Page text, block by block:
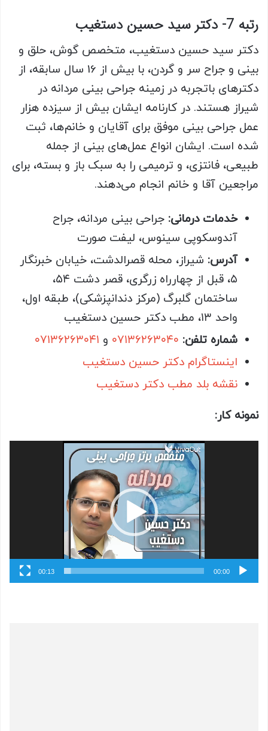
رتبه 7- دکتر سید حسین دستغیب
دکتر سید حسین دستغیب، متخصص گوش، حلق و
بینی و جراح سر و گردن، با بیش از 16 سال سابقه، از
دکترهای باتجربه در زمینه جراحی بینی مردانه در
شیراز هستند. در کارنامه ایشان بیش از سیزده هزار
عمل جراحی بینی موفق برای آقایان و خانم‌ها، ثبت
شده است. ایشان انواع عمل‌های بینی از جمله
طبیعی، فانتزی، و ترمیمی را به سبک باز و بسته، برای
مراجعین آقا و خانم انجام می‌دهند.
خدمات درمانی: جراحی بینی مردانه، جراح
آندوسکوپی سینوس، لیفت صورت
آدرس: شیراز، محله قصرالدشت، خیابان خبرنگار
۵، قبل از چهارراه زرگری، قصر دشت ۵۴،
ساختمان گلبرگ (مرکز دندانپزشکی)، طبقه اول،
واحد ۱۳، مطب دکتر حسین دستغیب
شماره تلفن: ۰۷۱۳۶۲۶۳۰۴۰ و ۰۷۱۳۶۲۶۳۰۴۱
اینستاگرام دکتر حسین دستغیب
نقشه بلد مطب دکتر دستغیب
نمونه کار:
نمایشگر
ویدیو
00:00
00:13